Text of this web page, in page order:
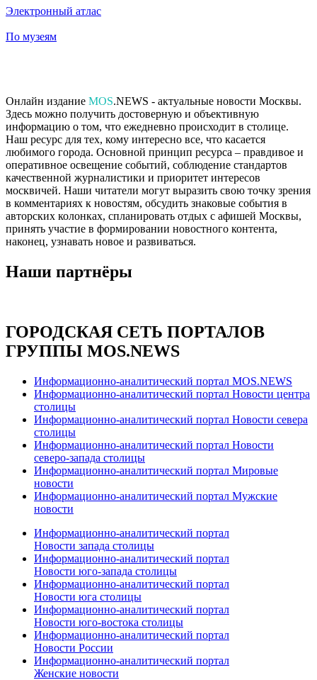
Электронный атлас
По музеям
Онлайн издание MOS.NEWS - актуальные новости Москвы.
Здесь можно получить достоверную и объективную
информацию о том, что ежедневно происходит в столице.
Наш ресурс для тех, кому интересно все, что касается
любимого города. Основной принцип ресурса – правдивое и
оперативное освещение событий, соблюдение стандартов
качественной журналистики и приоритет интересов
москвичей. Наши читатели могут выразить свою точку зрения
в комментариях к новостям, обсудить знаковые события в
авторских колонках, спланировать отдых с афишей Москвы,
принять участие в формировании новостного контента,
наконец, узнавать новое и развиваться.
Наши партнёры
ГОРОДСКАЯ СЕТЬ ПОРТАЛОВ
ГРУППЫ MOS.NEWS
Информационно-аналитический портал MOS.NEWS
Информационно-аналитический портал Новости центра
столицы
Информационно-аналитический портал Новости севера
столицы
Информационно-аналитический портал Новости
северо-запада столицы
Информационно-аналитический портал Мировые
новости
Информационно-аналитический портал Мужские
новости
Информационно-аналитический портал
Новости запада столицы
Информационно-аналитический портал
Новости юго-запада столицы
Информационно-аналитический портал
Новости юга столицы
Информационно-аналитический портал
Новости юго-востока столицы
Информационно-аналитический портал
Новости России
Информационно-аналитический портал
Женские новости